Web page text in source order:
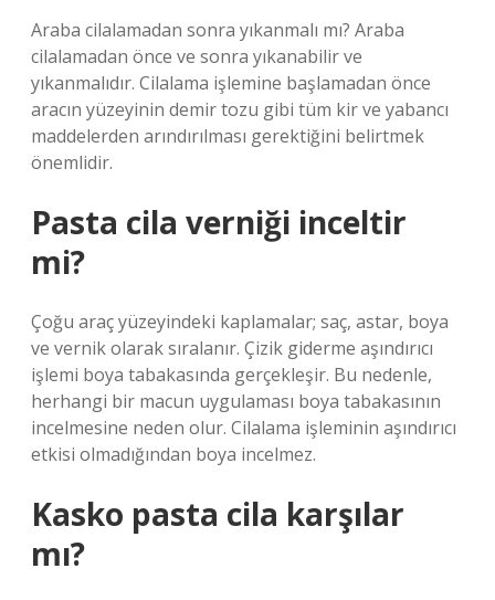
Araba cilalamadan sonra yıkanmalı mı? Araba
cilalamadan önce ve sonra yıkanabilir ve
yıkanmalıdır. Cilalama işlemine başlamadan önce
aracın yüzeyinin demir tozu gibi tüm kir ve yabancı
maddelerden arındırılması gerektiğini belirtmek
önemlidir.
Pasta cila verniği inceltir
mi?
Çoğu araç yüzeyindeki kaplamalar; saç, astar, boya
ve vernik olarak sıralanır. Çizik giderme aşındırıcı
işlemi boya tabakasında gerçekleşir. Bu nedenle,
herhangi bir macun uygulaması boya tabakasının
incelmesine neden olur. Cilalama işleminin aşındırıcı
etkisi olmadığından boya incelmez.
Kasko pasta cila karşılar
mı?